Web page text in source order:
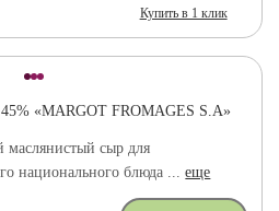
Купить в 1 клик
«MARGOT FROMAGES S.A»
сыр для
национального блюда ...еще